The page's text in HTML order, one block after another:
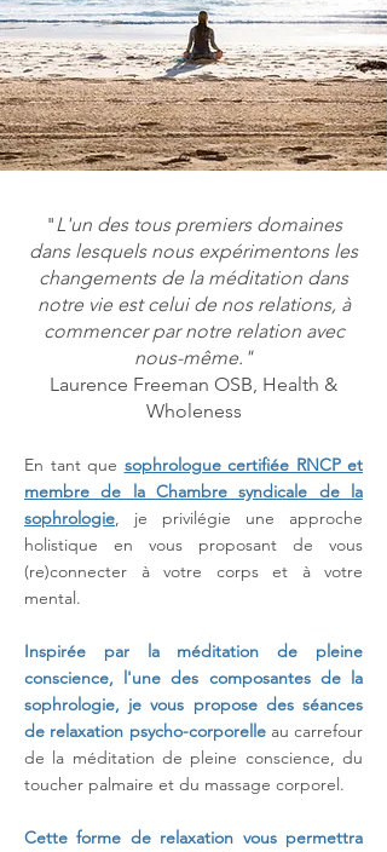
"L'un des tous premiers domaines
dans lesquels nous expérimentons les
changements de la méditation dans
notre vie est celui de nos relations, à
commencer par notre relation avec
nous-même."
Laurence Freeman OSB, Health &
Wholeness
En tant que sophrologue certifiée RNCP et
membre de la Chambre syndicale de la
sophrologie, je privilégie une approche
holistique en vous proposant de vous
(re)connecter à votre corps et à votre
mental.
Inspirée par la méditation de pleine
conscience, l'une des composantes de la
sophrologie, je vous propose des séances
de relaxation psycho-corporelle au carrefour
de la méditation de pleine conscience, du
toucher palmaire et du massage corporel.
Cette forme de relaxation vous permettra